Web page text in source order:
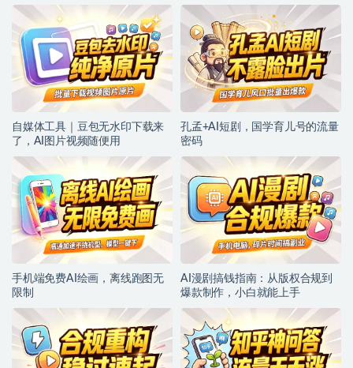
自媒体工具｜豆包无水印下载来
了，AI图片视频随便用
孔孟+AI短剧，国学育儿号的流量
密码
手机端免费AI绘画，离线跑图无
限制
AI漫剧搞钱指南：从版权合规到
爆款制作，小白就能上手